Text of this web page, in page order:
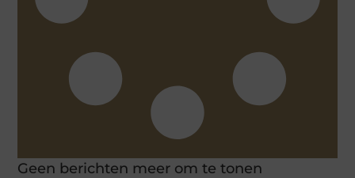
Geen berichten meer om te tonen